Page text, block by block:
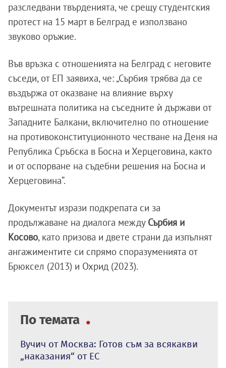
разследвани твърденията, че срещу студентския
протест на 15 март в Белград е използвано
звуково оръжие.
Във връзка с отношенията на Белград с неговите
съседи, от ЕП заявиха, че: „Сърбия трябва да се
въздържа от оказване на влияние върху
вътрешната политика на съседните ѝ държави от
Западните Балкани, включително по отношение
на противоконституционното честване на Деня на
Република Сръбска в Босна и Херцеговина, както
и от оспорване на съдебни решения на Босна и
Херцеговина“.
Документът изрази подкрепата си за
продължаване на диалога между Сърбия и
Косово, като призова и двете страни да изпълнят
ангажиментите си спрямо споразуменията от
Брюксел (2013) и Охрид (2023).
По темата
Вучич от Москва: Готов съм за всякакви
„наказания“ от ЕС